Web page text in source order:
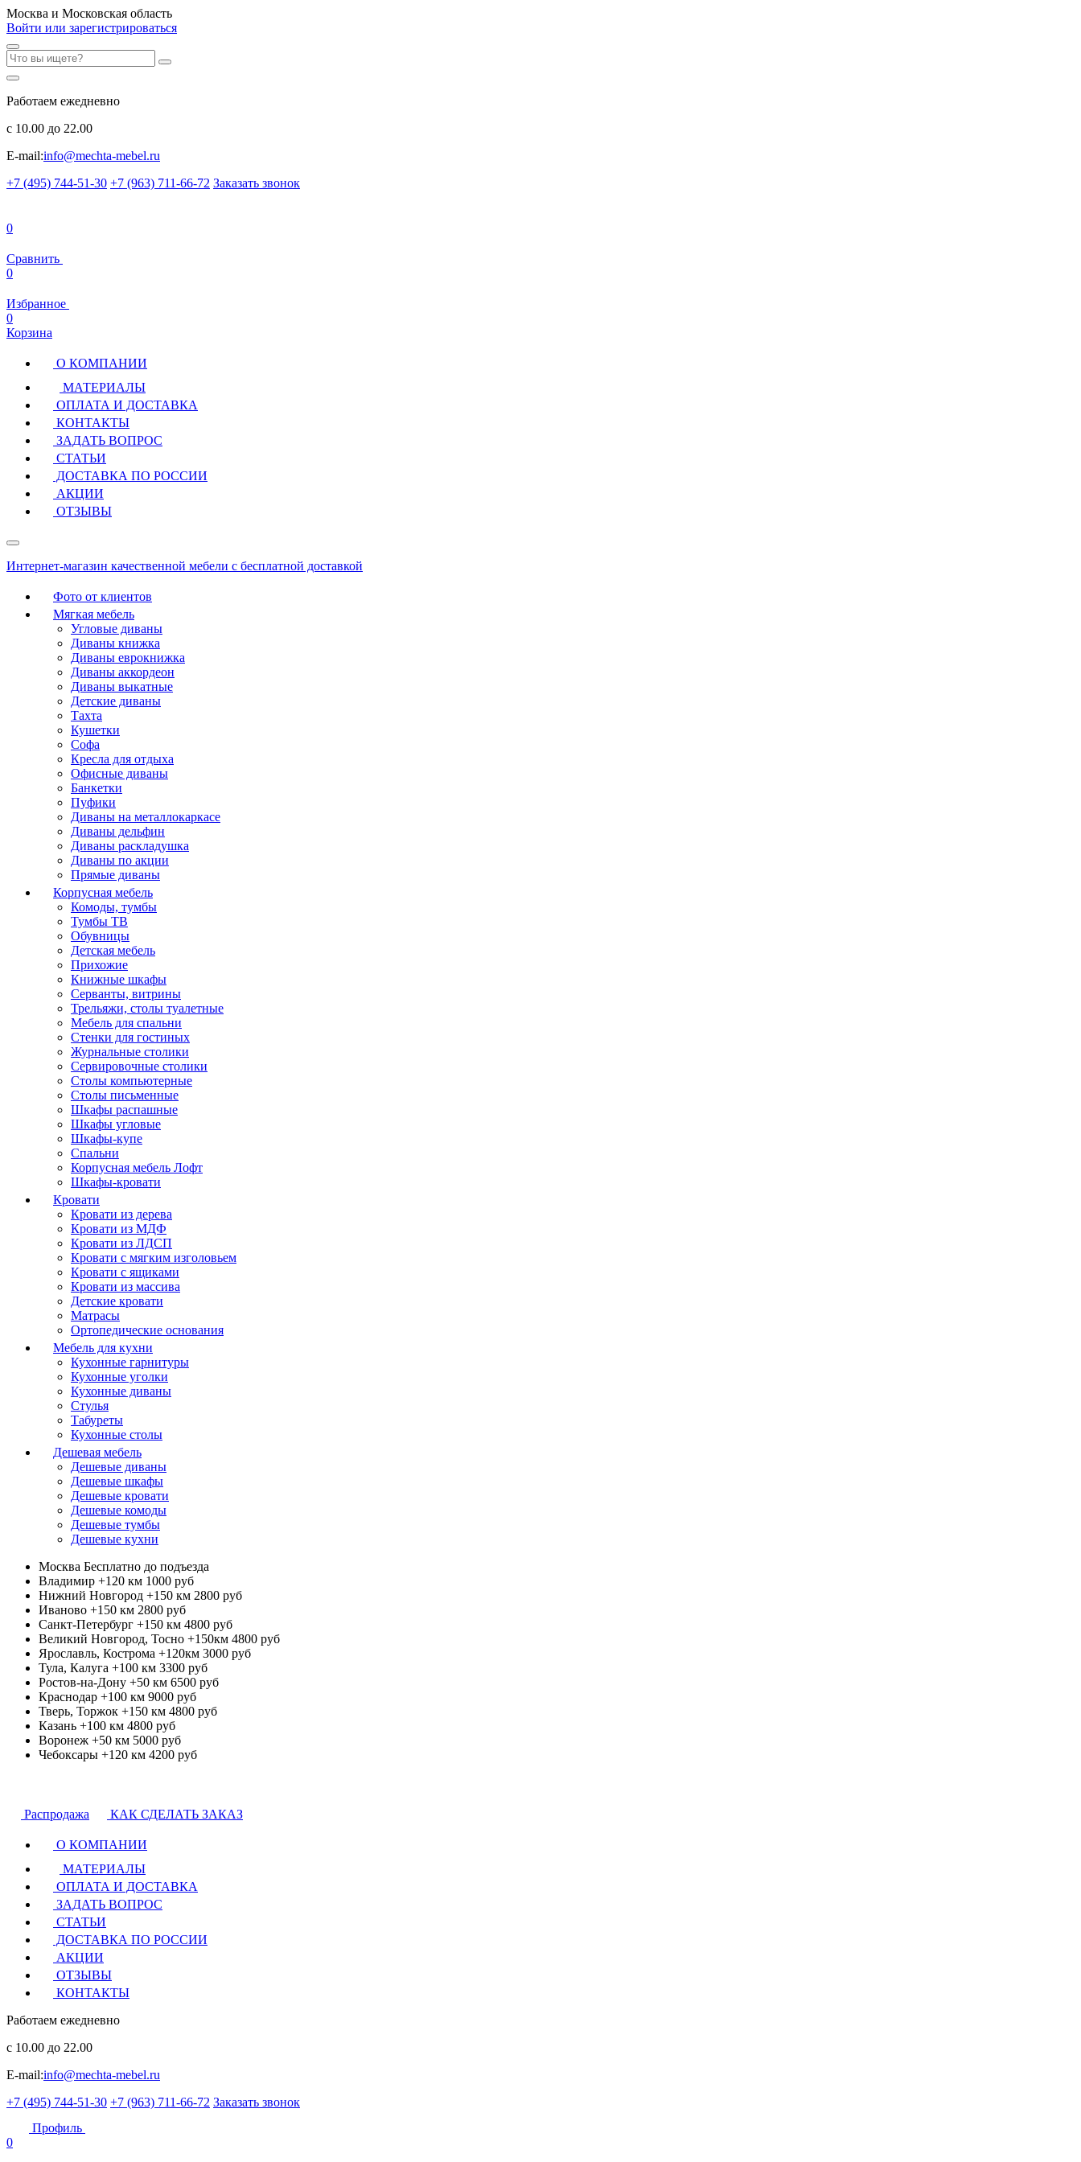
Москва и Московская область
Войти или зарегистрироваться
Работаем ежедневно
с 10.00 до 22.00
E-mail:info@mechta-mebel.ru
+7 (495) 744-51-30 +7 (963) 711-66-72 Заказать звонок
0
Сравнить
0
Избранное
0
Корзина
О КОМПАНИИ
МАТЕРИАЛЫ
ОПЛАТА И ДОСТАВКА
КОНТАКТЫ
ЗАДАТЬ ВОПРОС
СТАТЬИ
ДОСТАВКА ПО РОССИИ
АКЦИИ
ОТЗЫВЫ
Интернет-магазин качественной мебели с бесплатной доставкой
Фото от клиентов
Мягкая мебель
Угловые диваны
Диваны книжка
Диваны еврокнижка
Диваны аккордеон
Диваны выкатные
Детские диваны
Тахта
Кушетки
Софа
Кресла для отдыха
Офисные диваны
Банкетки
Пуфики
Диваны на металлокаркасе
Диваны дельфин
Диваны раскладушка
Диваны по акции
Прямые диваны
Корпусная мебель
Комоды, тумбы
Тумбы ТВ
Обувницы
Детская мебель
Прихожие
Книжные шкафы
Серванты, витрины
Трельяжи, столы туалетные
Мебель для спальни
Стенки для гостиных
Журнальные столики
Сервировочные столики
Столы компьютерные
Столы письменные
Шкафы распашные
Шкафы угловые
Шкафы-купе
Спальни
Корпусная мебель Лофт
Шкафы-кровати
Кровати
Кровати из дерева
Кровати из МДФ
Кровати из ЛДСП
Кровати с мягким изголовьем
Кровати с ящиками
Кровати из массива
Детские кровати
Матрасы
Ортопедические основания
Мебель для кухни
Кухонные гарнитуры
Кухонные уголки
Кухонные диваны
Стулья
Табуреты
Кухонные столы
Дешевая мебель
Дешевые диваны
Дешевые шкафы
Дешевые кровати
Дешевые комоды
Дешевые тумбы
Дешевые кухни
Москва Бесплатно до подъезда
Владимир +120 км 1000 руб
Нижний Новгород +150 км 2800 руб
Иваново +150 км 2800 руб
Санкт-Петербург +150 км 4800 руб
Великий Новгород, Тосно +150км 4800 руб
Ярославль, Кострома +120км 3000 руб
Тула, Калуга +100 км 3300 руб
Ростов-на-Дону +50 км 6500 руб
Краснодар +100 км 9000 руб
Тверь, Торжок +150 км 4800 руб
Казань +100 км 4800 руб
Воронеж +50 км 5000 руб
Чебоксары +120 км 4200 руб
Распродажа КАК СДЕЛАТЬ ЗАКАЗ
О КОМПАНИИ
МАТЕРИАЛЫ
ОПЛАТА И ДОСТАВКА
ЗАДАТЬ ВОПРОС
СТАТЬИ
ДОСТАВКА ПО РОССИИ
АКЦИИ
ОТЗЫВЫ
КОНТАКТЫ
Работаем ежедневно
с 10.00 до 22.00
E-mail:info@mechta-mebel.ru
+7 (495) 744-51-30 +7 (963) 711-66-72 Заказать звонок
Профиль
0